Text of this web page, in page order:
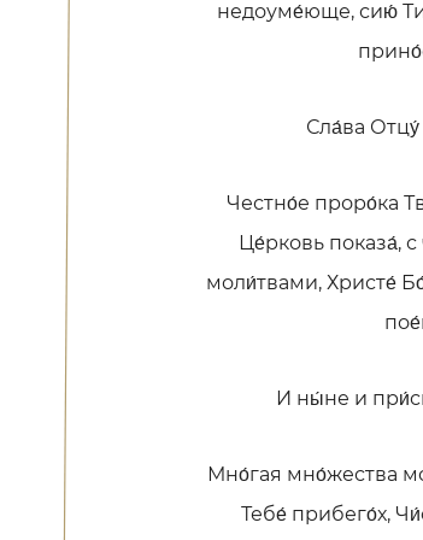
недоуме́юще, сию́
Сла́ва
Честно́е проро́ка
Це́рковь показа́,
моли́твами, Христе́
И ны́не и
Мно́гая мно́жества
Тебе́ прибего́х,